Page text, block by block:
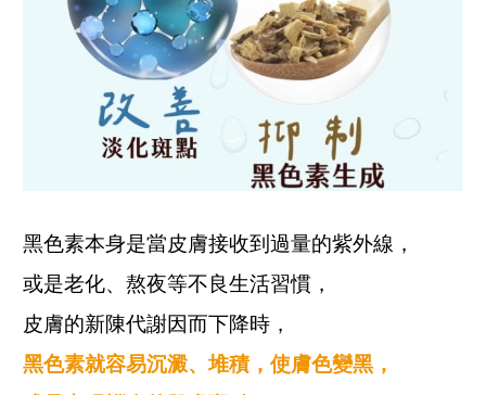
黑色素本身是當皮膚接收到過量的紫外線，
或是老化、熬夜等不良生活習慣，
皮膚的新陳代謝因而下降時，
黑色素就容易沉澱、堆積，使膚色變黑，